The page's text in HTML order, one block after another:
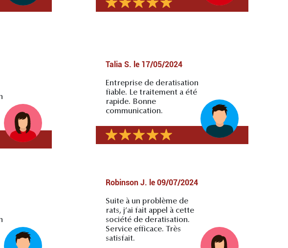
Talia S. le 17/05/2024
Entreprise de deratisation
fiable. Le traitement a été
rapide. Bonne
communication.
Robinson J. le 09/07/2024
Suite à un problème de
rats, j’ai fait appel à cette
société de deratisation.
Service efficace. Très
satisfait.